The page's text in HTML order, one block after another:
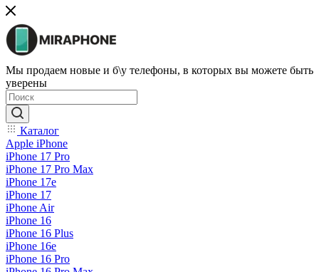
Мы продаем новые и б\у телефоны, в которых вы можете быть
уверены
Каталог
Apple iPhone
iPhone 17 Pro
iPhone 17 Pro Max
iPhone 17e
iPhone 17
iPhone Air
iPhone 16
iPhone 16 Plus
iPhone 16e
iPhone 16 Pro